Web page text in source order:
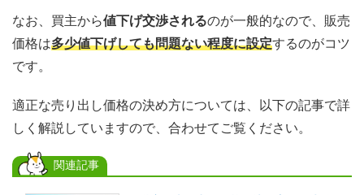
なお、買主から値下げ交渉されるのが一般的なので、販売
価格は多少値下げしても問題ない程度に設定するのがコツ
です。
適正な売り出し価格の決め方については、以下の記事で詳
しく解説していますので、合わせてご覧ください。
関連記事